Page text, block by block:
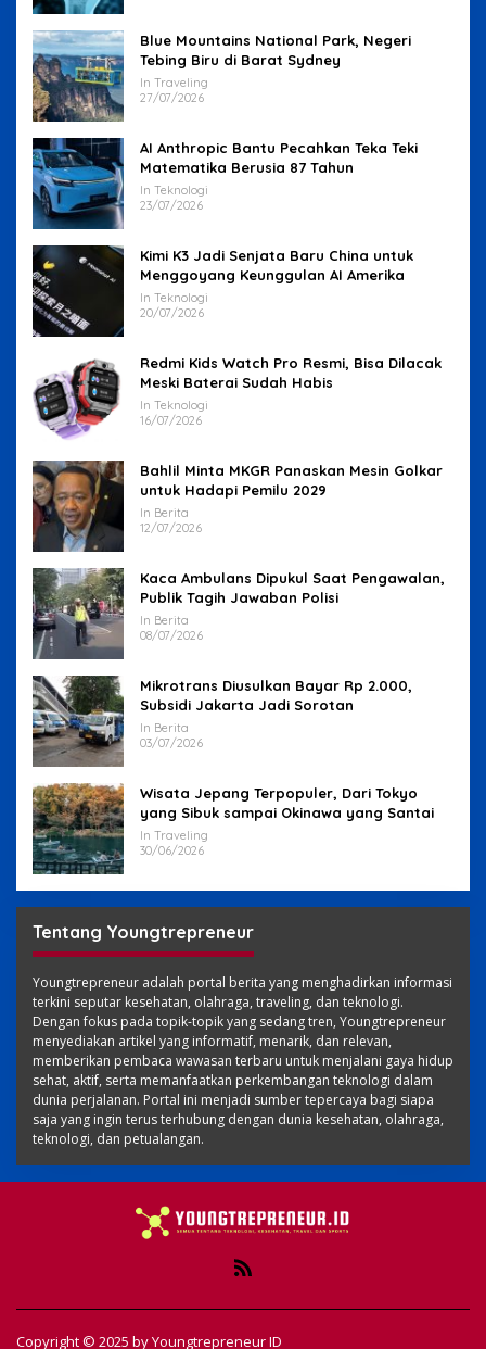
Blue Mountains National Park, Negeri
Tebing Biru di Barat Sydney
In Traveling
27/07/2026
AI Anthropic Bantu Pecahkan Teka Teki
Matematika Berusia 87 Tahun
In Teknologi
23/07/2026
Kimi K3 Jadi Senjata Baru China untuk
Menggoyang Keunggulan AI Amerika
In Teknologi
20/07/2026
Redmi Kids Watch Pro Resmi, Bisa Dilacak
Meski Baterai Sudah Habis
In Teknologi
16/07/2026
Bahlil Minta MKGR Panaskan Mesin Golkar
untuk Hadapi Pemilu 2029
In Berita
12/07/2026
Kaca Ambulans Dipukul Saat Pengawalan,
Publik Tagih Jawaban Polisi
In Berita
08/07/2026
Mikrotrans Diusulkan Bayar Rp 2.000,
Subsidi Jakarta Jadi Sorotan
In Berita
03/07/2026
Wisata Jepang Terpopuler, Dari Tokyo
yang Sibuk sampai Okinawa yang Santai
In Traveling
30/06/2026
Tentang Youngtrepreneur
Youngtrepreneur adalah portal berita yang menghadirkan informasi
terkini seputar kesehatan, olahraga, traveling, dan teknologi.
Dengan fokus pada topik-topik yang sedang tren, Youngtrepreneur
menyediakan artikel yang informatif, menarik, dan relevan,
memberikan pembaca wawasan terbaru untuk menjalani gaya hidup
sehat, aktif, serta memanfaatkan perkembangan teknologi dalam
dunia perjalanan. Portal ini menjadi sumber tepercaya bagi siapa
saja yang ingin terus terhubung dengan dunia kesehatan, olahraga,
teknologi, dan petualangan.
Copyright © 2025 byYoungtrepreneur ID